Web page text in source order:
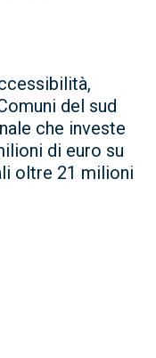
del sud
che investe
di euro su
oltre 21 milioni